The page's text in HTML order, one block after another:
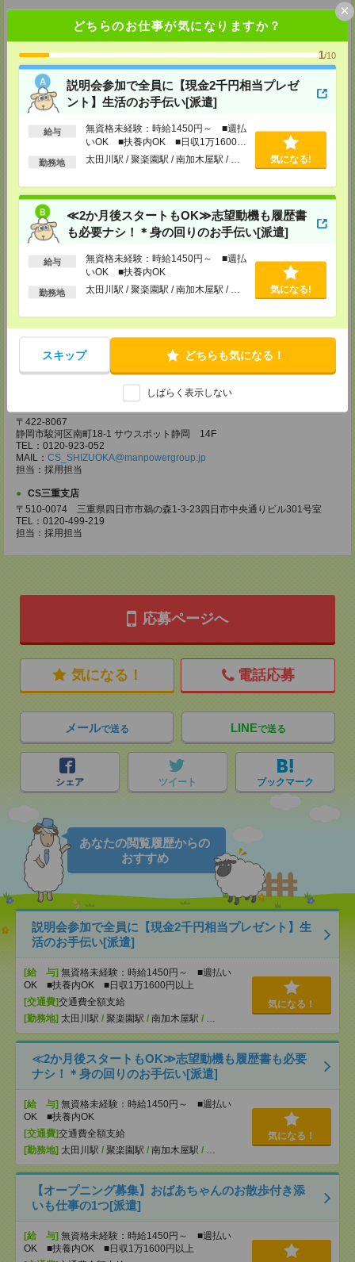
どちらのお仕事が気になりますか？
1/10
説明会参加で全員に【現金2千円相当プレゼ
ント】生活のお手伝い[派遣]
給与
無資格未経験：時給1450円～ ■週払
いOK ■扶養内OK ■日収1万1600円
以上
勤務地 太田川駅 / 聚楽園駅 / 南加木屋駅 / … 気になる!
≪2か月後スタートもOK≫志望動機も履歴書
も必要ナシ！＊身の回りのお手伝い[派遣]
給与
無資格未経験：時給1450円～ ■週払
いOK ■扶養内OK
勤務地 太田川駅 / 聚楽園駅 / 南加木屋駅 / … 気になる!
スキップ どちらも気になる！
しばらく表示しない
×
★登録に際しての予約・来社は不要です★
(1)WEB応募の場合
こちらからご連絡いたしますのでお待ちください。
ご応募頂いた後、案内メールをお送りしますので
内容をご確認ください。
(2)電話応募の場合
お時間のあるときにお電話にてご応募いただければ
その場で登録も可能です。
弊社HPよりマイページ作成をお願いします
電話での登録の際に、マイページ作成をいただいた旨をお伝えください。
所要時間
【電話登録】30分程度
・経験やご希望などをインタビュー
・お仕事のご紹介など
登録場所
CS名古屋支店
〒460-0008
名古屋市中区栄 2-3-1 名古屋広小路ビルヂング 5F
TEL：0120-503-713
MAIL：CS_NAGOYA@manpowergroup.jp
〒422-8067
静岡市駿河区南町18-1 サウスポット静岡 14F
TEL：0120-923-052
MAIL： CS_SHIZUOKA@manpowergroup.jp
担当：採用担当
CS三重支店
〒510-0074 三重県四日市市鵜の森1-3-23四日市中央通りビル301号室
TEL：0120-499-219
担当：採用担当
応募ページへ
気になる！ 電話応募
メールで送る LINEで送る
シェア ツイート ブックマーク
あなたの閲覧履歴からの
おすすめ
説明会参加で全員に【現金2千円相当プレゼント】生
活のお手伝い[派遣]
[給 与] 無資格未経験：時給1450円～ ■週払い
OK ■扶養内OK ■日収1万1600円以上
[交通費]交通費全額支給
[勤務地] 太田川駅 / 聚楽園駅 / 南加木屋駅 / …
気になる！
≪2か月後スタートもOK≫志望動機も履歴書も必要
ナシ！＊身の回りのお手伝い[派遣]
[給 与] 無資格未経験：時給1450円～ ■週払い
OK ■扶養内OK
[交通費]交通費全額支給
[勤務地] 太田川駅 / 聚楽園駅 / 南加木屋駅 / …
気になる！
【オープニング募集】おばあちゃんのお散歩付き添
いも仕事の1つ[派遣]
[給 与] 無資格未経験：時給1450円～ ■週払い
OK ■扶養内OK ■日収1万1600円以上